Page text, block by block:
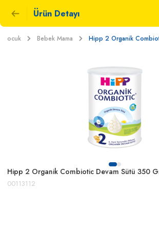
Ürün Detayı
Çocuk Bebek Mama Hipp 2 Organik
Hipp 2 Organik Combiotic Devam Sütü 350
00113112